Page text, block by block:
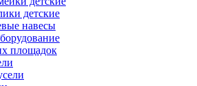
детские
навесы
площадок